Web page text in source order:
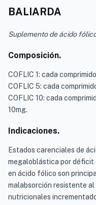
BALIARDA
Suplemento de ácido
Composición.
COFLIC 1: cada
COFLIC 5: cada
COFLIC 10: cada
10mg.
Indicaciones.
Estados carenciales de
megaloblástica por déficit
en ácido fólico son
malabsorción resistente
nutricionales